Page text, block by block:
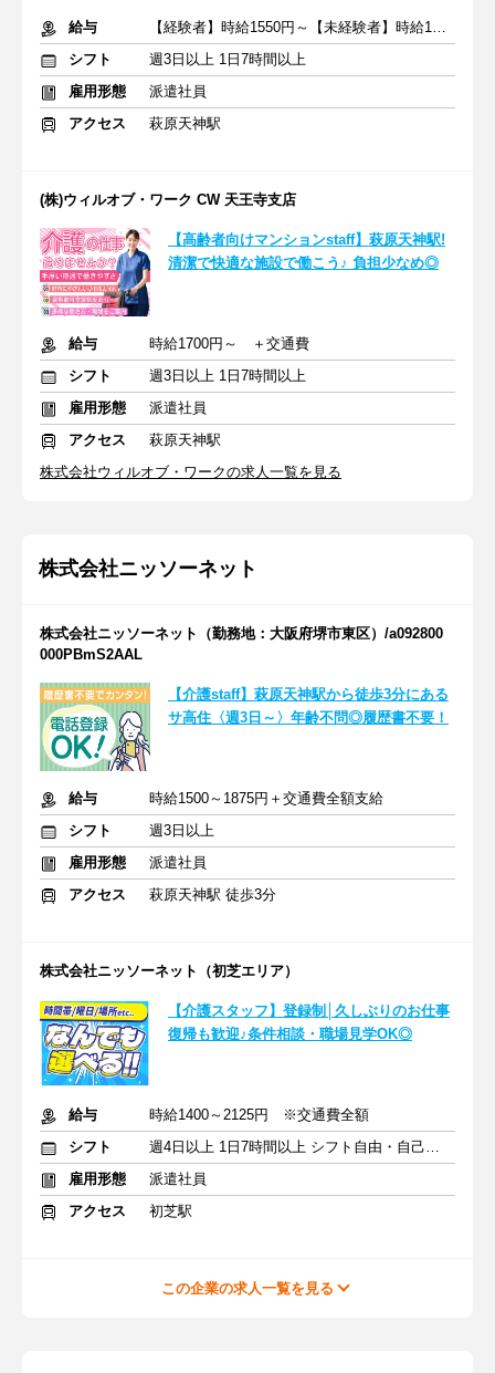
給与
【経験者】時給1550円～【未経験者】時給1400円～ ＋交通費
シフト
週3日以上 1日7時間以上
雇用形態
派遣社員
アクセス
萩原天神駅
(株)ウィルオブ・ワーク CW 天王寺支店
【高齢者向けマンションstaff】萩原天神駅!
清潔で快適な施設で働こう♪ 負担少なめ◎
給与
時給1700円～ ＋交通費
シフト
週3日以上 1日7時間以上
雇用形態
派遣社員
アクセス
萩原天神駅
株式会社ウィルオブ・ワークの求人一覧を見る
株式会社ニッソーネット
株式会社ニッソーネット（勤務地：大阪府堺市東区）/a092800
000PBmS2AAL
【介護staff】萩原天神駅から徒歩3分にある
サ高住〈週3日～〉年齢不問◎履歴書不要！
給与
時給1500～1875円＋交通費全額支給
シフト
週3日以上
雇用形態
派遣社員
アクセス
萩原天神駅 徒歩3分
株式会社ニッソーネット（初芝エリア）
【介護スタッフ】登録制│久しぶりのお仕事
復帰も歓迎♪条件相談・職場見学OK◎
給与
時給1400～2125円 ※交通費全額
シフト
週4日以上 1日7時間以上 シフト自由・自己申告
雇用形態
派遣社員
アクセス
初芝駅
この企業の求人一覧を見る